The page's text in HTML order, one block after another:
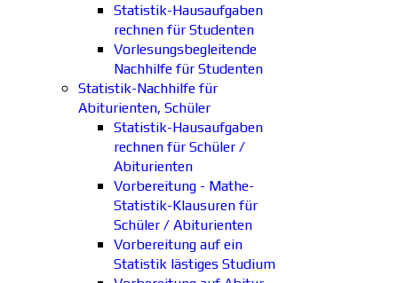
Statistik-Hausaufgaben
rechnen für Studenten
Vorlesungsbegleitende
Nachhilfe für Studenten
Statistik-Nachhilfe für
Abiturienten, Schüler
Statistik-Hausaufgaben
rechnen für Schüler /
Abiturienten
Vorbereitung - Mathe-
Statistik-Klausuren für
Schüler / Abiturienten
Vorbereitung auf ein
Statistik lästiges Studium